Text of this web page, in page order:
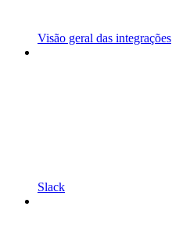
Visão geral das integrações
Slack